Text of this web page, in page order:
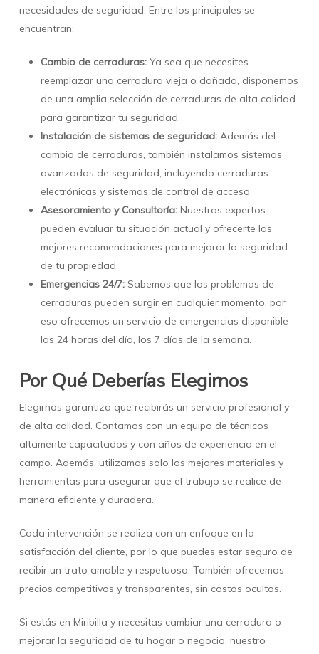
necesidades de seguridad. Entre los principales se
encuentran:
Cambio de cerraduras:Ya sea que necesites
reemplazar una cerradura vieja o dañada, disponemos
de una amplia selección de cerraduras de alta calidad
para garantizar tu seguridad.
Instalación de sistemas de seguridad:Además del
cambio de cerraduras, también instalamos sistemas
avanzados de seguridad, incluyendo cerraduras
electrónicas y sistemas de control de acceso.
Asesoramiento y Consultoría:Nuestros expertos
pueden evaluar tu situación actual y ofrecerte las
mejores recomendaciones para mejorar la seguridad
de tu propiedad.
Emergencias 24/7:Sabemos que los problemas de
cerraduras pueden surgir en cualquier momento, por
eso ofrecemos un servicio de emergencias disponible
las 24 horas del día, los 7 días de la semana.
Por Qué Deberías Elegirnos
Elegirnos garantiza que recibirás un servicio profesional y
de alta calidad. Contamos con un equipo de técnicos
altamente capacitados y con años de experiencia en el
campo. Además, utilizamos solo los mejores materiales y
herramientas para asegurar que el trabajo se realice de
manera eficiente y duradera.
Cada intervención se realiza con un enfoque en la
satisfacción del cliente, por lo que puedes estar seguro de
recibir un trato amable y respetuoso. También ofrecemos
precios competitivos y transparentes, sin costos ocultos.
Si estás en Miribilla y necesitas cambiar una cerradura o
mejorar la seguridad de tu hogar o negocio, nuestro